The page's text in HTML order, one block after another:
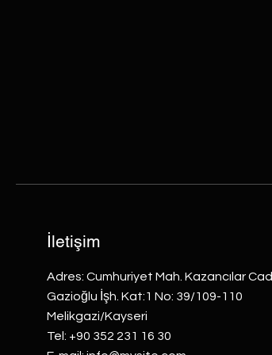
İletişim
Adres: Cumhuriyet Mah. Kazancılar Cad.
Gazioğlu İşh. Kat:1 No: 39/109-110
Melikgazi/Kayseri
Tel: +90 352 231 16 30